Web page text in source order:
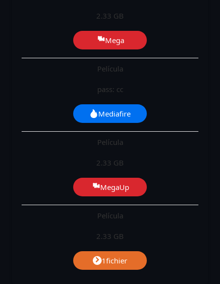
2.33 GB
Mega
Película
pass: cc
Mediafire
Película
2.33 GB
MegaUp
Película
2.33 GB
1fichier